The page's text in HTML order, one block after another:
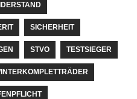
SICHERHEIT
STVO TESTSIEGER